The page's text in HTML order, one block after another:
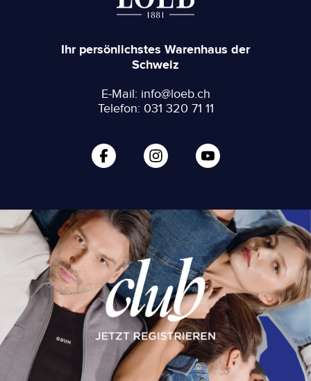
Ihr persönlichstes Warenhaus der
Schweiz
E-Mail: info@loeb.ch
Telefon: 031 320 71 11